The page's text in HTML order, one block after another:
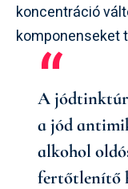
koncentráció
komponenseket
A
a jód
alkohol
fertőtlenítő